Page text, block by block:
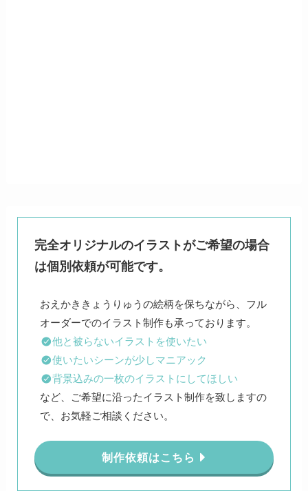
完全オリジナルのイラストがご希望の場合
は個別依頼が可能です。
おえかききょうりゅうの絵柄を保ちながら、フル
他と被らないイラストを使いたい
使いたいシーンが少しマニアック
背景込みの一枚のイラストにしてほしい
など、ご希望に沿ったイラスト制作を致しますの
で、お気軽ご相談ください。
制作依頼はこちら